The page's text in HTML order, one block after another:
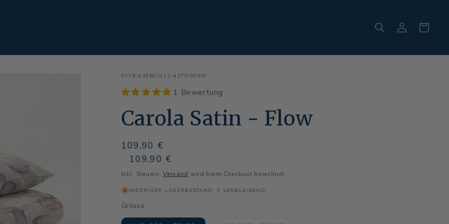
EinloggenWarenkorb
SKU:
0776-03060/G11-4279/0065/
1 Bewertung
Carola Satin - Flow
Normaler
Preis
109,90 €
Normaler
Preis
Verkaufspreis
109,90 €
Inkl. Steuern.Versand wird beim Checkout berechnet
NIEDRIGER LAGERBESTAND: 9 VERBLEIBEND
Grösse